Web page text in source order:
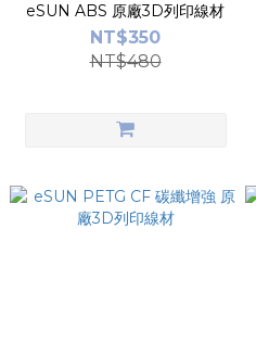
eSUN ABS 原廠3D列印線材
NT$350
NT$480